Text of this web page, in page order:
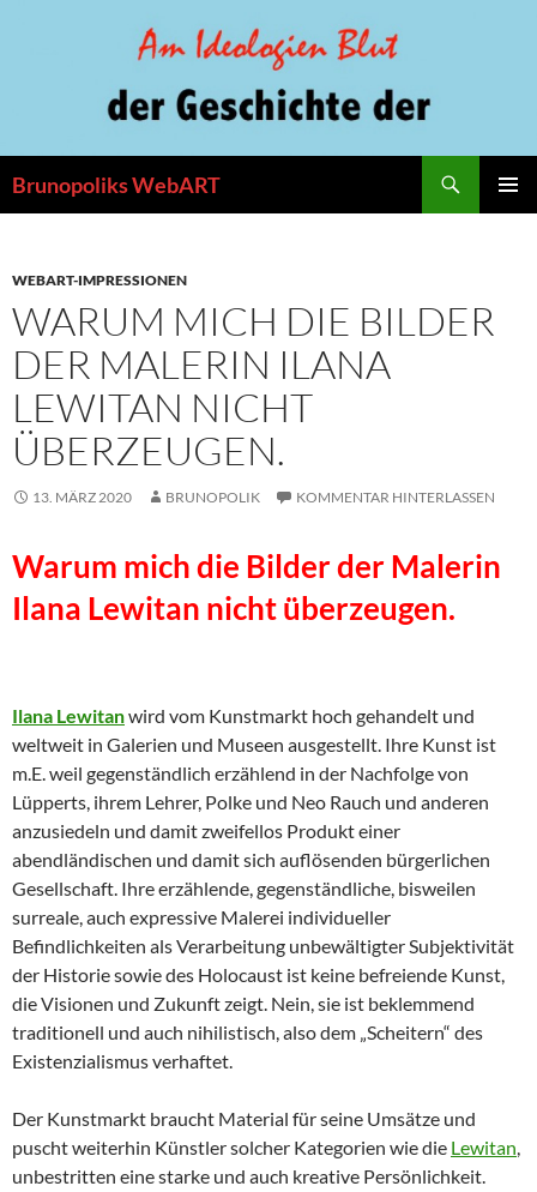
Brunopoliks WebART
WEBART-IMPRESSIONEN
WARUM MICH DIE BILDER
DER MALERIN ILANA
LEWITAN NICHT
ÜBERZEUGEN.
13. MÄRZ 2020 BRUNOPOLIK KOMMENTAR HINTERLASSEN
Warum mich die Bilder der Malerin
Ilana Lewitan nicht überzeugen.
Ilana Lewitanwird vom Kunstmarkt hoch gehandelt und
weltweit in Galerien und Museen ausgestellt. Ihre Kunst ist
m.E. weil gegenständlich erzählend in der Nachfolge von
Lüpperts, ihrem Lehrer, Polke und Neo Rauch und anderen
anzusiedeln und damit zweifellos Produkt einer
abendländischen und damit sich auflösenden bürgerlichen
Gesellschaft. Ihre erzählende, gegenständliche, bisweilen
surreale, auch expressive Malerei individueller
Befindlichkeiten als Verarbeitung unbewältigter Subjektivität
der Historie sowie des Holocaust ist keine befreiende Kunst,
die Visionen und Zukunft zeigt. Nein, sie ist beklemmend
traditionell und auch nihilistisch, also dem „Scheitern“ des
Existenzialismus verhaftet.
Der Kunstmarkt braucht Material für seine Umsätze und
puscht weiterhin Künstler solcher Kategorien wie die Lewitan,
unbestritten eine starke und auch kreative Persönlichkeit.